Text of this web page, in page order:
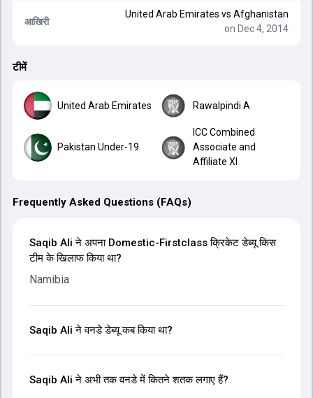
आखिरी
United Arab Emirates vs Afghanistan
on Dec 4, 2014
टीमें
United Arab Emirates Rawalpindi A
Pakistan Under-19
ICC Combined
Associate and
Affiliate XI
Frequently Asked Questions (FAQs)
Saqib Ali ने अपना Domestic-Firstclass क्रिकेट डेब्यू किस
टीम के खिलाफ किया था?
Namibia
Saqib Ali ने वनडे डेब्यू कब किया था?
Saqib Ali ने अभी तक वनडे में कितने शतक लगाए हैं?